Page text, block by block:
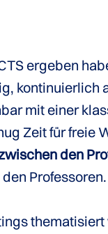
ergeben
kontinuierlich
mit einer
Zeit für freie
den